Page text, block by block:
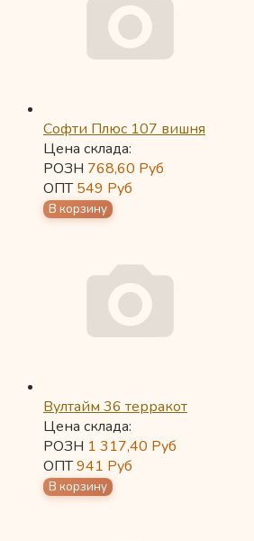
Софти Плюс 107 вишня
Цена склада:
РОЗН 768,60 Руб
ОПТ549 Руб
Вултайм 36 терракот
Цена склада:
РОЗН 1 317,40 Руб
ОПТ941 Руб